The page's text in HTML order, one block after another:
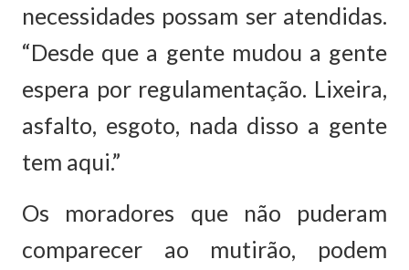
necessidades possam ser atendidas.
“Desde que a gente mudou a gente
espera por regulamentação. Lixeira,
asfalto, esgoto, nada disso a gente
tem aqui.”
Os moradores que não puderam
comparecer ao mutirão, podem